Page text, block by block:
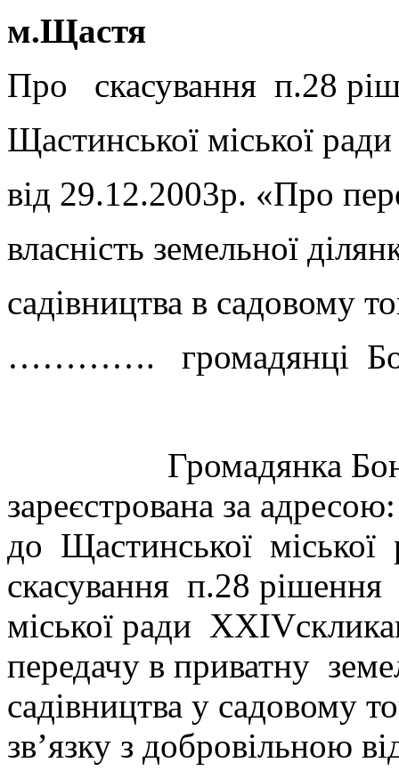
м.Щастя
Про скасування п.28
Щастинської міської
від 29.12.2003р. «Про
власність земельної
садівництва в садовому
…………. громадянці
Громадянка
зареєстрована за
до Щастинської міської
скасування п.28
міської ради
передачу в приватну
садівництва у
зв’язку з добровільною